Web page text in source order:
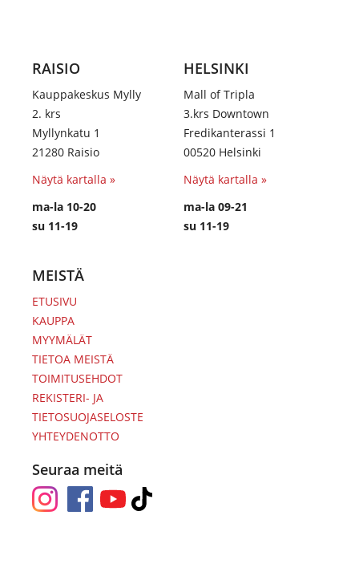
RAISIO
Kauppakeskus Mylly
2. krs
Myllynkatu 1
21280 Raisio
Näytä kartalla »
ma-la 10-20
su 11-19
HELSINKI
Mall of Tripla
3.krs Downtown
Fredikanterassi 1
00520 Helsinki
Näytä kartalla »
ma-la 09-21
su 11-19
MEISTÄ
ETUSIVU
KAUPPA
MYYMÄLÄT
TIETOA MEISTÄ
TOIMITUSEHDOT
REKISTERI- JA
TIETOSUOJASELOSTE
YHTEYDENOTTO
Seuraa meitä